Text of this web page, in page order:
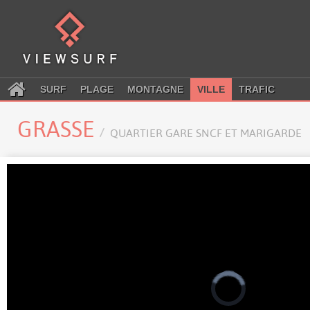
SURF PLAGE MONTAGNE VILLE TRAFIC
GRASSE QUARTIER GARE SNCF ET MARIGARDE